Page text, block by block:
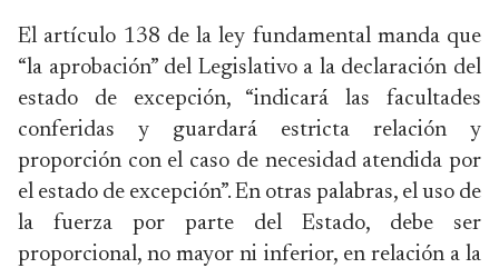
El artículo 138 de la ley fundamental manda que
“la aprobación” del Legislativo a la declaración del
estado de excepción, “indicará las facultades
conferidas y guardará estricta relación y
proporción con el caso de necesidad atendida por
el estado de excepción”. En otras palabras, el uso de
la fuerza por parte del Estado, debe ser
proporcional, no mayor ni inferior, en relación a la